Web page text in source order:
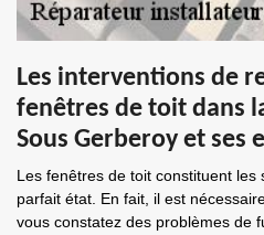
Les interventions de
fenêtres de toit dans
Sous Gerberoy et ses
Les fenêtres de toit constituent
parfait état. En fait, il est
vous constatez des problèmes de